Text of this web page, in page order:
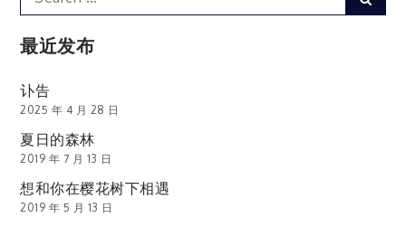
for:
最近发布
讣告
2025 年 4 月 28 日
夏日的森林
2019 年 7 月 13 日
想和你在樱花树下相遇
2019 年 5 月 13 日